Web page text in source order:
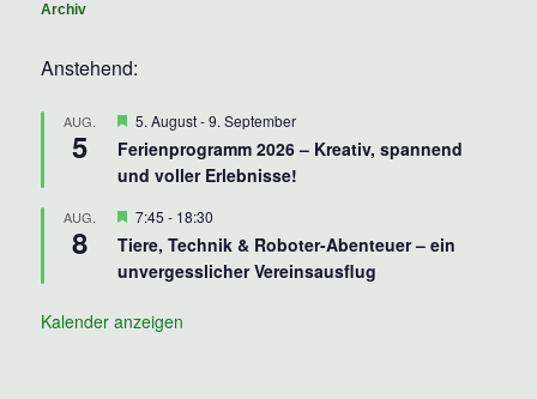
Archiv
Anstehend:
AUG.
5
Hervorgehoben
5. August-9. September
Ferienprogramm 2026 – Kreativ, spannend
und voller Erlebnisse!
AUG.
8
Hervorgehoben
7:45 - 18:30
Tiere, Technik & Roboter-Abenteuer – ein
unvergesslicher Vereinsausflug
Kalender anzeigen